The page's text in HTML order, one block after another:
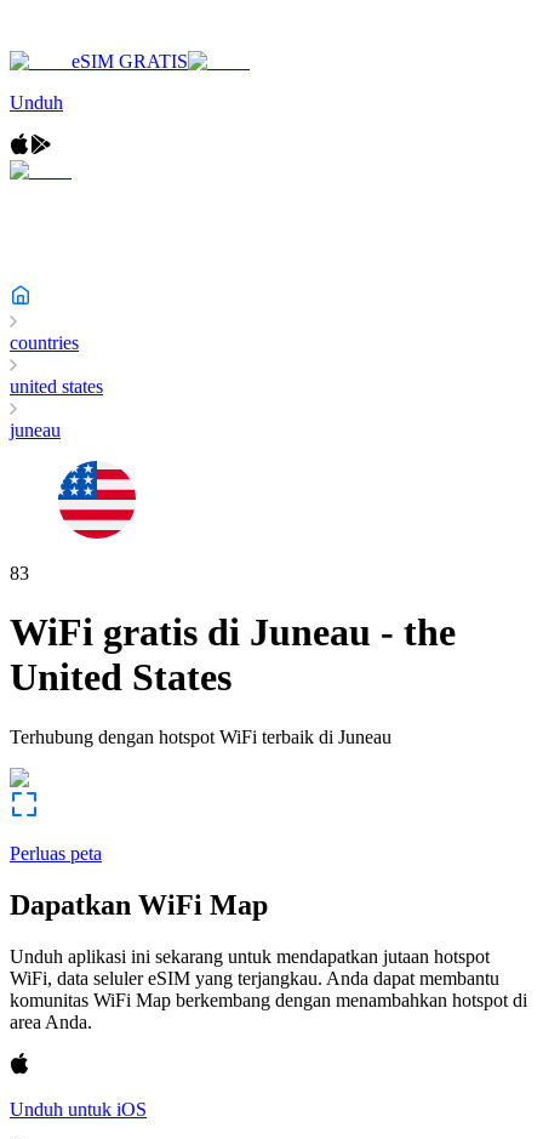
eSIM GRATIS
Unduh
countries
united states
juneau
83
WiFi gratis di Juneau - the
United States
Terhubung dengan hotspot WiFi terbaik di Juneau
Perluas peta
Dapatkan WiFi Map
Unduh aplikasi ini sekarang untuk mendapatkan jutaan hotspot
WiFi, data seluler eSIM yang terjangkau. Anda dapat membantu
komunitas WiFi Map berkembang dengan menambahkan hotspot di
area Anda.
Unduh untuk iOS